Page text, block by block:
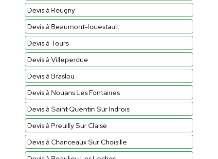
Devis à Reugny
Devis à Beaumont-louestault
Devis à Tours
Devis à Villeperdue
Devis à Braslou
Devis à Nouans Les Fontaines
Devis à Saint Quentin Sur Indrois
Devis à Preuilly Sur Claise
Devis à Chanceaux Sur Choisille